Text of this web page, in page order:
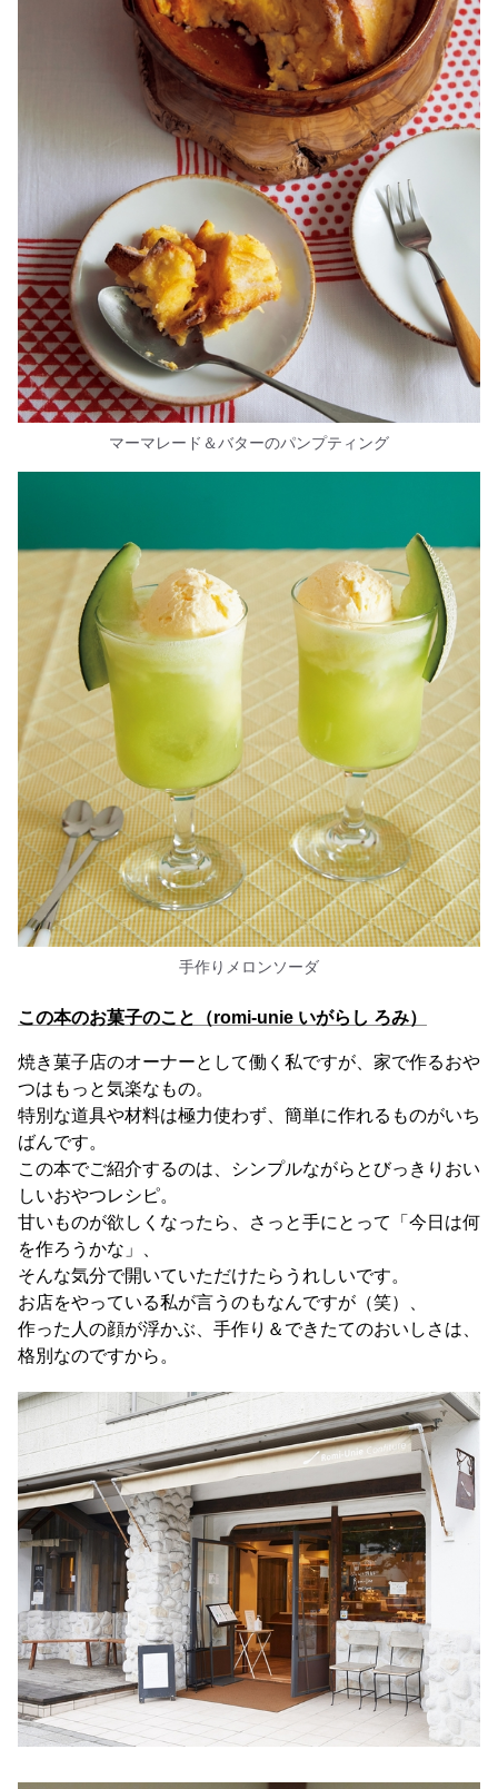
マーマレード＆バターのパンプティング
手作りメロンソーダ
この本のお菓子のこと（romi-unie いがらし ろみ）
焼き菓子店のオーナーとして働く私ですが、家で作るおや
つはもっと気楽なもの。
特別な道具や材料は極力使わず、簡単に作れるものがいち
ばんです。
この本でご紹介するのは、シンプルながらとびっきりおい
しいおやつレシピ。
甘いものが欲しくなったら、さっと手にとって「今日は何
を作ろうかな」、
そんな気分で開いていただけたらうれしいです。
お店をやっている私が言うのもなんですが（笑）、
作った人の顔が浮かぶ、手作り＆できたてのおいしさは、
格別なのですから。